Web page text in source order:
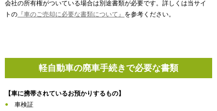
会社の所有権がついている場合は別途書類が必要です。詳しくは当サイ
トの 『車のご売却に必要な書類について』 を参考ください。
軽自動車の廃車手続きで必要な書類
【車に携帯されているお預かりするもの】
車検証